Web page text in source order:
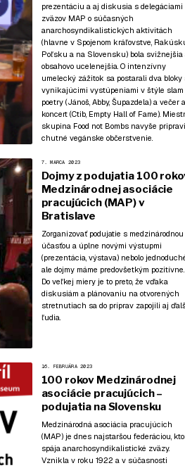
prezentáciu a aj diskusia s delegáciami
zväzov MAP o súčasných
anarchosyndikalistických aktivitách
(hlavne v Spojenom kráľovstve,
Poľsku a na Slovensku) bola svižnejšia
obsahovo ucelenejšia. O intenzívny
umelecký zážitok sa postarali dva bloky
vynikajúcimi vystúpeniami v štýle slam
poetry (Jánoš, Abby, Šupazdela) a večer
koncert (Ctib, Empty Hall of Fame).
skupina Food not Bombs navyše
chutné vegánske občerstvenie.
7. MARCA 2023
Dojmy z podujatia 100
Medzinárodnej asociácie
pracujúcich (MAP) v
Bratislave
Zorganizovať podujatie s medzinárodnou
účasťou a úplne novými výstupmi
(prezentácia, výstava) nebolo
ale dojmy máme predovšetkým pozitívne.
Do veľkej miery je to preto, že vďaka
diskusiám a plánovaniu na otvorených
stretnutiach sa do príprav zapojili aj
ľudia.
16. FEBRUÁRA 2023
100 rokov Medzinárodnej
asociácie pracujúcich –
podujatia na Slovensku
Medzinárodná asociácia pracujúcich
(MAP) je dnes najstaršou federáciou,
spája anarchosyndikalistické zväzy.
Vznikla v roku 1922 a v súčasnosti